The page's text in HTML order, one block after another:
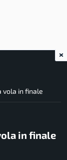
vola in finale
in finale
×